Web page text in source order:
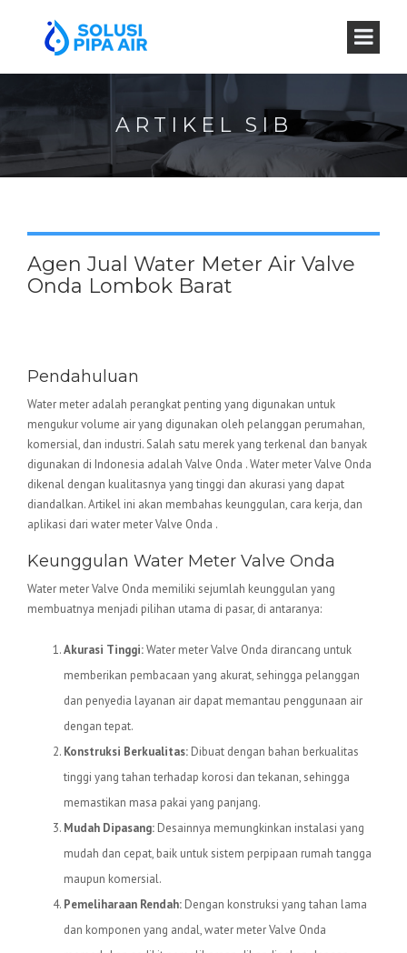
ARTIKEL SIB
Agen Jual Water Meter Air Valve
Onda Lombok Barat
Pendahuluan
Water meter adalah perangkat penting yang digunakan untuk
mengukur volume air yang digunakan oleh pelanggan perumahan,
komersial, dan industri. Salah satu merek yang terkenal dan banyak
digunakan di Indonesia adalah Valve Onda . Water meter Valve Onda
dikenal dengan kualitasnya yang tinggi dan akurasi yang dapat
diandalkan. Artikel ini akan membahas keunggulan, cara kerja, dan
aplikasi dari water meter Valve Onda .
Keunggulan Water Meter Valve Onda
Water meter Valve Onda memiliki sejumlah keunggulan yang
membuatnya menjadi pilihan utama di pasar, di antaranya:
Akurasi Tinggi:Water meter Valve Onda dirancang untuk
memberikan pembacaan yang akurat, sehingga pelanggan
dan penyedia layanan air dapat memantau penggunaan air
dengan tepat.
Konstruksi Berkualitas: Dibuat dengan bahan berkualitas
tinggi yang tahan terhadap korosi dan tekanan, sehingga
memastikan masa pakai yang panjang.
Mudah Dipasang: Desainnya memungkinkan instalasi yang
mudah dan cepat, baik untuk sistem perpipaan rumah tangga
maupun komersial.
Pemeliharaan Rendah: Dengan konstruksi yang tahan lama
dan komponen yang andal, water meter Valve Onda